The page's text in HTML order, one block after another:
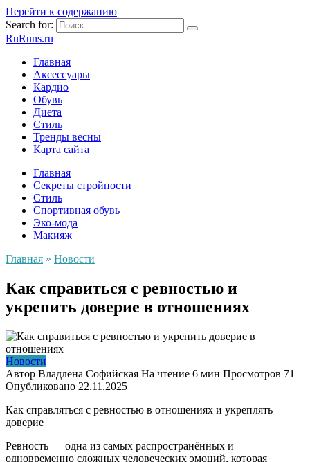
Перейти к содержанию
Search for:
RuRuns.ru
Главная
Аксессуары
Кардио
Обувь
Диета
Стиль
Тренды весны
Карта сайта
Главная
Секреты стройности
Стиль
Спортивная обувь
Эко-мода
Макияж
Главная » Новости
Как справиться с ревностью и
укрепить доверие в отношениях
Новости
Автор Владлена Софийская На чтение 6 мин Просмотров 71
Опубликовано 22.11.2025
Как справляться с ревностью в отношениях и укреплять
доверие
Ревность — одна из самых распространённых и
одновременно сложных человеческих эмоций, которая